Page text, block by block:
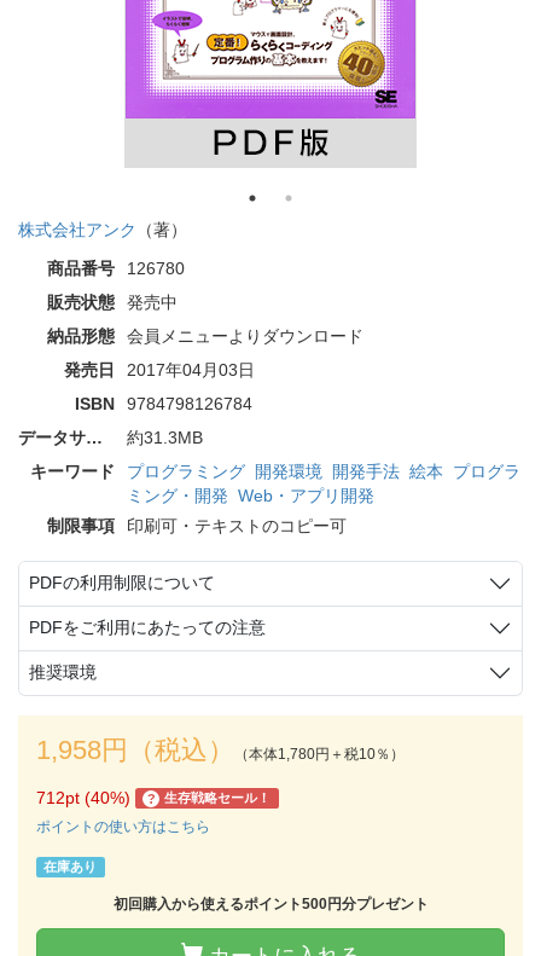
株式会社アンク
（著）
商品番号
126780
販売状態
発売中
納品形態
会員メニューよりダウンロード
発売日
2017年04月03日
ISBN
9784798126784
データサイズ
約31.3MB
キーワード
プログラミング 開発環境 開発手法 絵本
プログラ
ミング・開発 Web・アプリ開発
制限事項
印刷可・テキストのコピー可
PDFの利用制限について
PDFをご利用にあたっての注意
推奨環境
1,958円（税込） （本体1,780円＋税10％）
712pt (40%) ? 生存戦略セール！
ポイントの使い方はこちら
在庫あり
初回購入から使えるポイント500円分プレゼント